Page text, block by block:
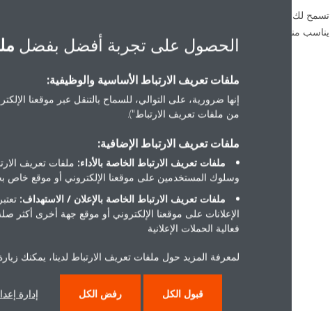
تسمح لك مجموعتنا الواسعة من الطرازات اختيار النمط والأداء الذي
يناسب منزلك.
السلسلة FVQN-A
اقرأ المزيد
الحصول على تجربة أفضل بفضل
ملفات تعريف الارتباط الأساسية والوظيفية:
إنها ضرورية، على التوالي، للسماح بالتنقل عبر موقعنا
من ملفات تعريف الارتباط").
ملفات تعريف الارتباط الإضافية:
ملفات تعريف الارتباط الخاصة بالأداء: ملفات تعريف
وسلوك المستخدمين على موقعنا الإلكتروني أو موقع خاص
ملفات تعريف الارتباط الخاصة بالإعلان / الاستهداف:
الإعلانات على موقعنا الإلكتروني أو موقع جهة أخرى أكثر
فعالية الحملات الإعلانية
لمعرفة المزيد حول ملفات تعريف الارتباط لدينا، يمكنك
قبول الكل رفض الكل إدارة